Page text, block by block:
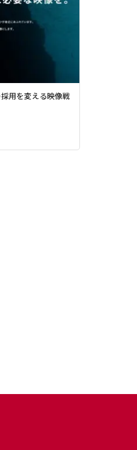
採用を変える映像戦